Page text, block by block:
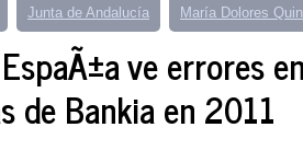
Junta de Andalucía María Dolores
ve errores
de Bankia en 2011